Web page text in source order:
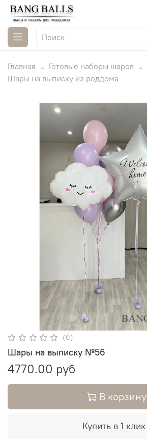
Главная
Готовые наборы шаров
Шары на выписку из роддома
(0)
Шары на выписку №56
4770.00 руб
В корзину
Купить в 1 клик